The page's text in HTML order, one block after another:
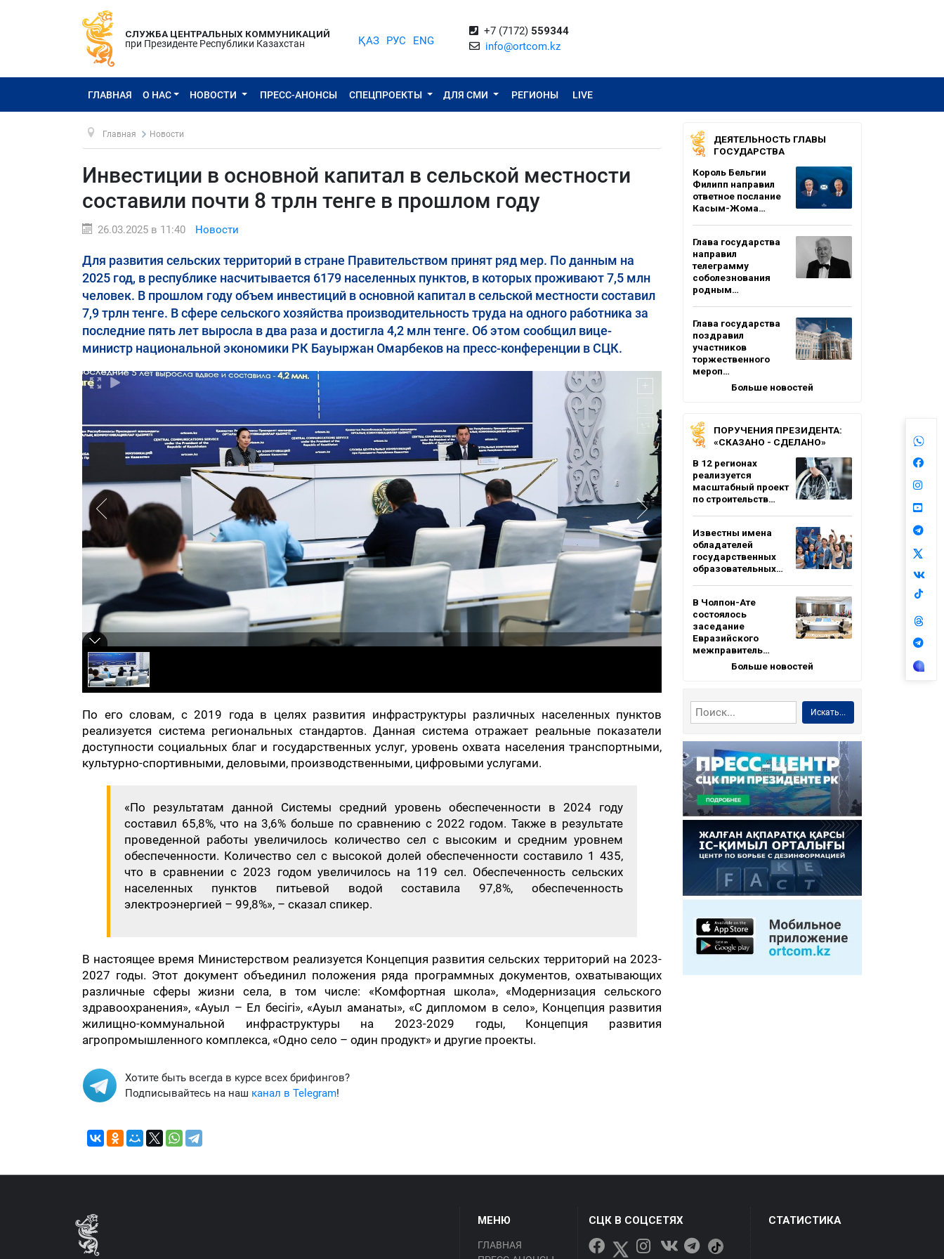
СЛУЖБА ЦЕНТРАЛЬНЫХ КОММУНИКАЦИЙ
при Президенте Республики Казахстан
ҚАЗ РУС ENG
+7 (7172) 559344
info@ortcom.kz
ГЛАВНАЯ О НАС НОВОСТИ ПРЕСС-АНОНСЫ СПЕЦПРОЕКТЫ ДЛЯ СМИ РЕГИОНЫ LIVE
Главная Новости
Инвестиции в основной капитал в сельской местности
составили почти 8 трлн тенге в прошлом году
26.03.2025 в 11:40 Новости
Для развития сельских территорий в стране Правительством принят ряд мер. По данным на
2025 год, в республике насчитывается 6179 населенных пунктов, в которых проживают 7,5 млн
человек. В прошлом году объем инвестиций в основной капитал в сельской местности составил
7,9 трлн тенге. В сфере сельского хозяйства производительность труда на одного работника за
последние пять лет выросла в два раза и достигла 4,2 млн тенге. Об этом сообщил вице-
министр национальной экономики РК Бауыржан Омарбеков на пресс-конференции в СЦК.
По его словам, с 2019 года в целях развития инфраструктуры различных населенных пунктов
реализуется система региональных стандартов. Данная система отражает реальные показатели
доступности социальных благ и государственных услуг, уровень охвата населения транспортными,
культурно-спортивными, деловыми, производственными, цифровыми услугами.
«По результатам данной Системы средний уровень обеспеченности в 2024 году
составил 65,8%, что на 3,6% больше по сравнению с 2022 годом. Также в результате
проведенной работы увеличилось количество сел с высоким и средним уровнем
обеспеченности. Количество сел с высокой долей обеспеченности составило 1 435,
что в сравнении с 2023 годом увеличилось на 119 сел. Обеспеченность сельских
населенных пунктов питьевой водой составила 97,8%, обеспеченность
электроэнергией – 99,8%», – сказал спикер.
В настоящее время Министерством реализуется Концепция развития сельских территорий на 2023-
2027 годы. Этот документ объединил положения ряда программных документов, охватывающих
различные сферы жизни села, в том числе: «Комфортная школа», «Модернизация сельского
здравоохранения», «Ауыл – Ел бесігі», «Ауыл аманаты», «С дипломом в село», Концепция развития
жилищно-коммунальной инфраструктуры на 2023-2029 годы, Концепция развития
агропромышленного комплекса, «Одно село – один продукт» и другие проекты.
Хотите быть всегда в курсе всех брифингов?
Подписывайтесь на наш канал в Telegram!
ДЕЯТЕЛЬНОСТЬ ГЛАВЫ
ГОСУДАРСТВА
Король Бельгии
Филипп направил
ответное послание
Касым-Жома…
Глава государства
направил
телеграмму
соболезнования
родным…
Глава государства
поздравил
участников
торжественного
мероп…
Больше новостей
ПОРУЧЕНИЯ ПРЕЗИДЕНТА:
«СКАЗАНО - СДЕЛАНО»
В 12 регионах
реализуется
масштабный проект
по строительств…
Известны имена
обладателей
государственных
образовательных…
В Чолпон-Ате
состоялось
заседание
Евразийского
межправитель…
Больше новостей
Искать...
МЕНЮ
ГЛАВНАЯ
СЦК В СОЦСЕТЯХ СТАТИСТИКА